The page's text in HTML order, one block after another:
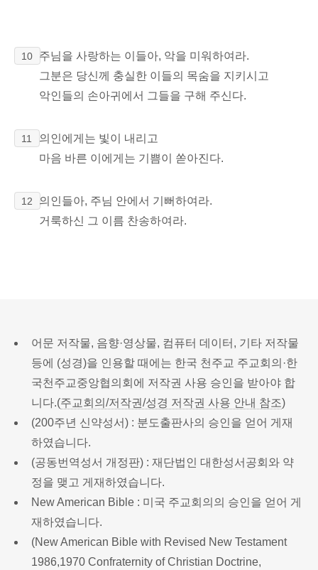
10
주님을 사랑하는 이들아, 악을 미워하여라.
그분은 당신께 충실한 이들의 목숨을 지키시고
악인들의 손아귀에서 그들을 구해 주신다.
11
의인에게는 빛이 내리고
마음 바른 이에게는 기쁨이 쏟아진다.
12
의인들아, 주님 안에서 기뻐하여라.
거룩하신 그 이름 찬송하여라.
어문 저작물, 음향·영상물, 컴퓨터 데이터, 기타 저작물
등에 (성경)을 인용할 때에는 한국 천주교 주교회의·한
국천주교중앙협의회에 저작권 사용 승인을 받아야 합
니다.(주교회의/저작권/성경 저작권 사용 안내 참조)
(200주년 신약성서) : 분도출판사의 승인을 얻어 게재
하였습니다.
(공동번역성서 개정판) : 재단법인 대한성서공회와 약
정을 맺고 게재하였습니다.
New American Bible : 미국 주교회의의 승인을 얻어 게
재하였습니다.
(New American Bible with Revised New Testament
1986,1970 Confraternity of Christian Doctrine,